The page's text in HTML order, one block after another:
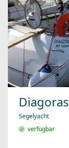
Diagoras
Segelyacht
verfügbar